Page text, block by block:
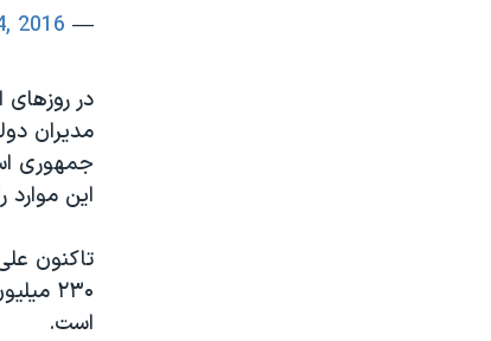
— Mohammad Hasan Najmi (@mhnajmi64)
2016
در
مدیران
جمهوری
این موارد
تاکنون
۲۳۰
است.